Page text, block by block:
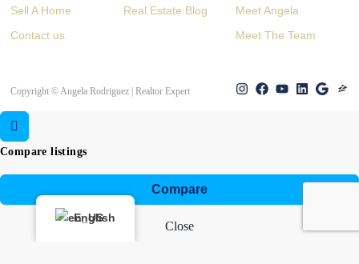
Sell A Home
Contact us
Real Estate Blog
Meet Angela
Meet The Team
Copyright © Angela Rodriguez | Realtor Expert
Compare listings
Compare
Close
English